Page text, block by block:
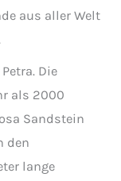
aus aller Welt
Die
als 2000
Sandstein
den
lange